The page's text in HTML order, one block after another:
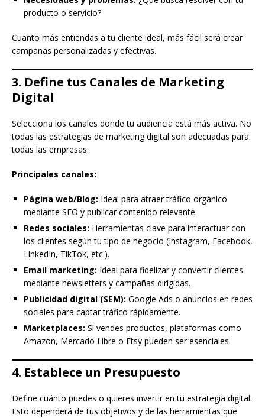
producto o servicio?
Cuanto más entiendas a tu cliente ideal, más fácil será crear
campañas personalizadas y efectivas.
3. Define tus Canales de Marketing
Digital
Selecciona los canales donde tu audiencia está más activa. No
todas las estrategias de marketing digital son adecuadas para
todas las empresas.
Principales canales:
Página web/Blog: Ideal para atraer tráfico orgánico
mediante SEO y publicar contenido relevante.
Redes sociales: Herramientas clave para interactuar con
los clientes según tu tipo de negocio (Instagram, Facebook,
LinkedIn, TikTok, etc.).
Email marketing: Ideal para fidelizar y convertir clientes
mediante newsletters y campañas dirigidas.
Publicidad digital (SEM): Google Ads o anuncios en redes
sociales para captar tráfico rápidamente.
Marketplaces: Si vendes productos, plataformas como
Amazon, Mercado Libre o Etsy pueden ser esenciales.
4. Establece un Presupuesto
Define cuánto puedes o quieres invertir en tu estrategia digital.
Esto dependerá de tus objetivos y de las herramientas que